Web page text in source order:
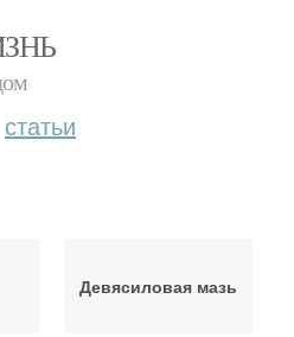
статьи
Девясиловая мазь